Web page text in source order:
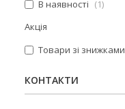
В наявності
1
Акція
Товари зі знижками
КОНТАКТИ